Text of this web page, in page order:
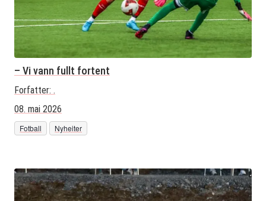
– Vi vann fullt fortent
Forfatter: .
08. mai 2026
Fotball Nyheiter